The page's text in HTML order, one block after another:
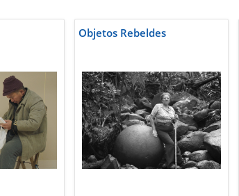
Objetos Rebeldes